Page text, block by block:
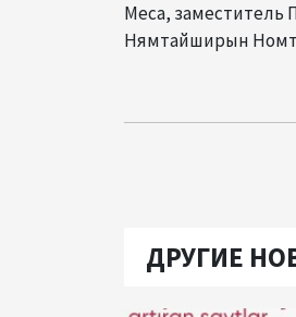
Меса, заместитель
Нямтайширын
ДРУГИЕ